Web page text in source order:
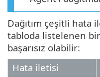
Dağıtım çeşitli hata
tabloda listelenen
başarısız olabilir:
Hata iletisi